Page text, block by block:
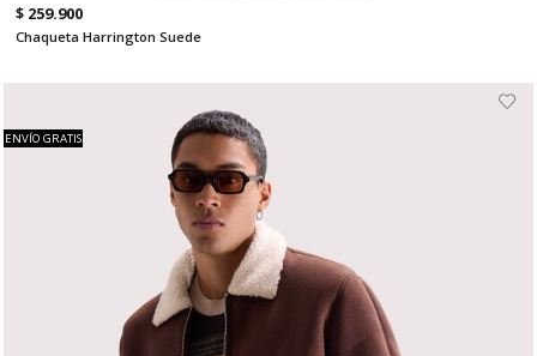
$ 259.900
Chaqueta Harrington Suede
ENVÍO GRATIS